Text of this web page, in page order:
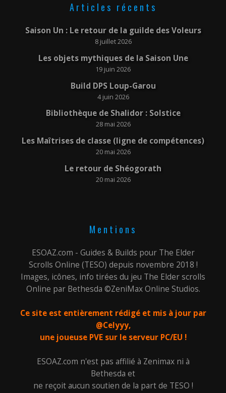
Articles récents
Saison Un : Le retour de la guilde des Voleurs
8 juillet 2026
Les objets mythiques de la Saison Une
19 juin 2026
Build DPS Loup-Garou
4 juin 2026
Bibliothèque de Shalidor : Solstice
28 mai 2026
Les Maîtrises de classe (ligne de compétences)
20 mai 2026
Le retour de Shéogorath
20 mai 2026
Mentions
ESOAZ.com - Guides & Builds pour The Elder
Scrolls Online (TESO) depuis novembre 2018 !
Images, icônes, info tirées du jeu The Elder scrolls
Online par Bethesda ©ZeniMax Online Studios.
Ce site est entièrement rédigé et mis à jour par
@Celyyy,
une joueuse PVE sur le serveur PC/EU !
ESOAZ.com n'est pas affilié à Zenimax ni à
Bethesda et
ne reçoit aucun soutien de la part de TESO !